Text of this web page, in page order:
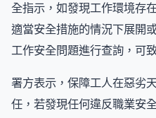
全指示，如發現工作環境存
適當安全措施的情況下展開
工作安全問題進行查詢，可
署方表示，保障工人在惡劣
任，若發現任何違反職業安